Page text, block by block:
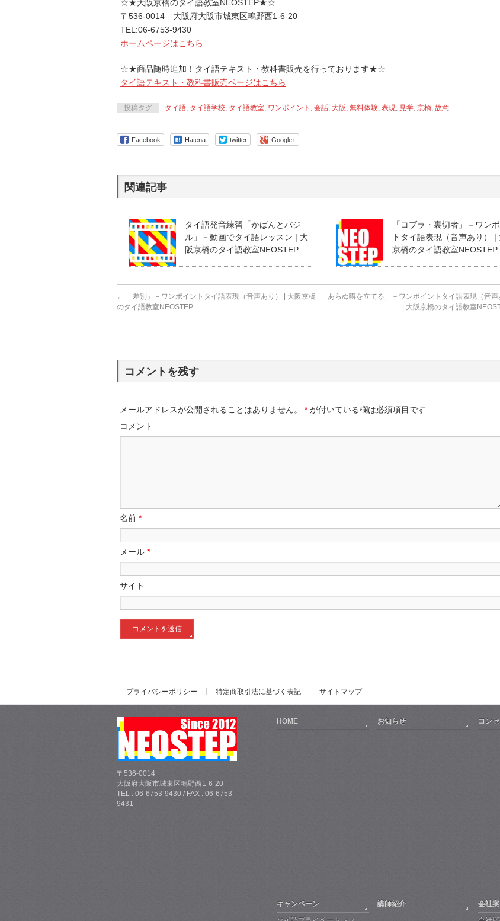
☆★大阪京橋のタイ語教室NEOSTEP★☆
〒536-0014 大阪府大阪市城東区鴫野西1-6-20
TEL:06-6753-9430
ホームページはこちら
☆★商品随時追加！タイ語テキスト・教科書販売を行っております★☆
タイ語テキスト・教科書販売ページはこちら
投稿タグ タイ語 タイ語学校 タイ語教室 ワンポイント 会話 大阪 無料体験 表現 見学 京橋 故意
Facebook Hatena twitter Google+
関連記事
タイ語発音練習「かばんとバジ
ル」－動画でタイ語レッスン | 大
阪京橋のタイ語教室NEOSTEP
「コブラ・裏切者」－ワン
トタイ語表現（音声あり） |
京橋のタイ語教室NEOSTEP
←
「差別」－ワンポイントタイ語表現（音声あり） | 大阪京橋
のタイ語教室NEOSTEP
「あらぬ噂を立てる」－ワンポイントタイ語表現（音声
| 大阪京橋のタイ語教室
コメントを残す
メールアドレスが公開されることはありません。 * が付いている欄は必須項目です
コメント
名前 *
メール *
サイト
プライバシーポリシー 特定商取引法に基づく表記 サイトマップ
〒536-0014
大阪府大阪市城東区鴫野西1-6-20
TEL : 06-6753-9430 / FAX : 06-6753-
9431
HOME お知らせ コン
キャンペーン
講師紹介
会社